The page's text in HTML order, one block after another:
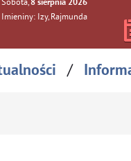
8sierpnia 2026
Imieniny: Izy, Rajmunda
/